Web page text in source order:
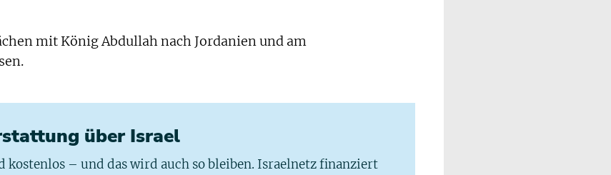
mit König Abdullah nach Jordanien und am
über Israel
– und das wird auch so bleiben. Israelnetz finanziert